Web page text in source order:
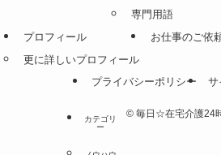
専門用語
プロフィール
更に詳しいプロフィール
お仕事のご依
プライバシーポリシー サ
©毎日☆在宅介護24
カテゴリ
ー